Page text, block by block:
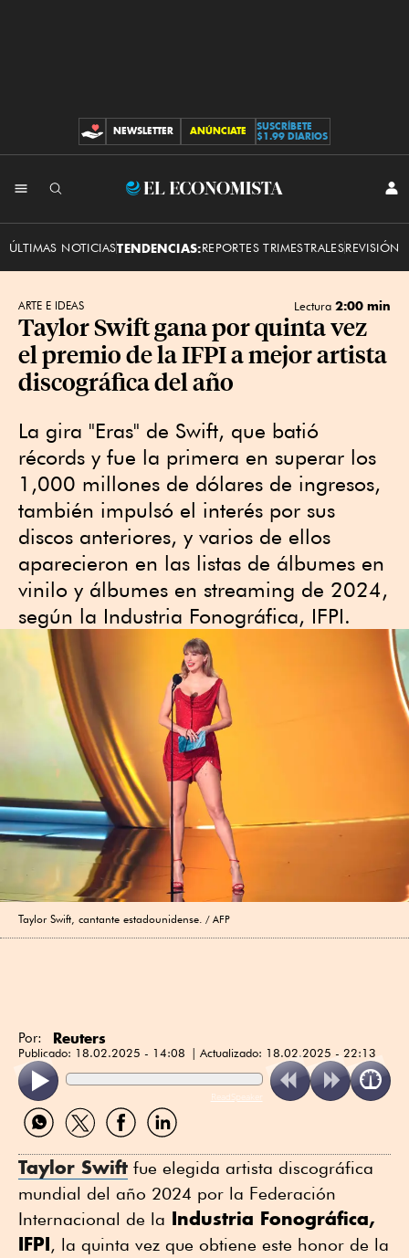
CONTRIBUCIONES
NEWSLETTER ANÚNCIATE
SUSCRÍBETE
$1.99 DIARIOS
El
ÚLTIMAS NOTICIASTENDENCIAS:REPORTES TRIMESTRALESREVISIÓN
ARTE E IDEAS Lectura 2:00 min
Taylor Swift gana por quinta vez
el premio de la IFPI a mejor artista
discográfica del año
La gira "Eras" de Swift, que batió
récords y fue la primera en superar los
1,000 millones de dólares de ingresos,
también impulsó el interés por sus
discos anteriores, y varios de ellos
aparecieron en las listas de álbumes en
vinilo y álbumes en streaming de 2024,
según la Industria Fonográfica, IFPI.
Taylor Swift, cantante estadounidense. AFP
Por: Reuters
Publicado: 18.02.2025 - 14:08 Actualizado: 18.02.2025 - 22:13
ReadSpeaker
Compartir
por
Compartir
por
Compartir
por
Compartir
por
Taylor Swift fue elegida artista discográfica
mundial del año 2024 por la Federación
Internacional de la Industria Fonográfica,
IFPI, la quinta vez que obtiene este honor de la